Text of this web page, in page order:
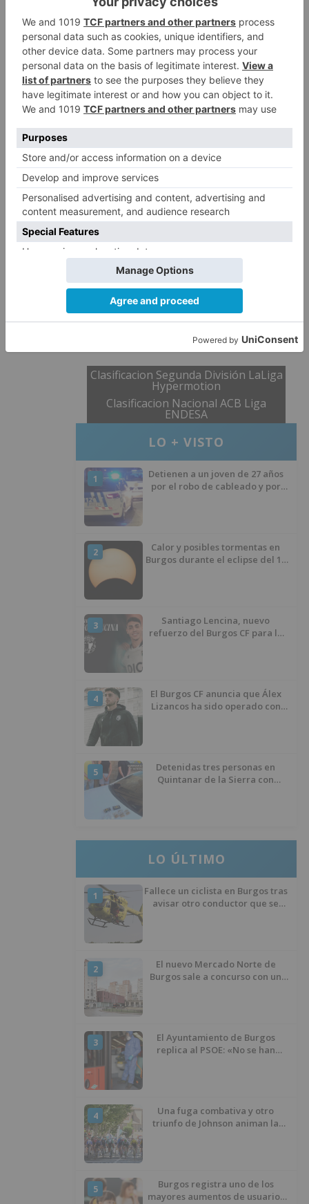
De hecho, el vicepresidente del club, Félix
Sancho, ha recordado la trascendencia de los
próximos tres compromisos que disputa el San
Pablo Inmobiliaria Burgos
A Coruña)y ha pedidoel máximo respaldo de
los burgaleses.
(Guipúzcoa, Melilla y A Coruña)
respaldo de los burgaleses.
Especiales toncinic echaba
menos
Clasificacion Segunda División LaLiga
Hypermotion
Clasificacion Nacional ACB Liga
ENDESA
LO + VISTO
1
Detienen a un joven de 27 años
por el robo de cableado y por
2
Calor y posibles tormentas en
Burgos durante el eclipse del 12
3
Santiago Lencina, nuevo
refuerzo del Burgos CF para la
4
El Burgos CF anuncia que Álex
Lizancos ha sido operado con
5
Detenidas tres personas en
Quintanar de la Sierra con
LO ÚLTIMO
1
Fallece un ciclista en Burgos tras
avisar otro conductor que se
2
El nuevo Mercado Norte de
Burgos sale a concurso con un
3
El Ayuntamiento de Burgos
replica al PSOE: «No se han
4
Una fuga combativa y otro
triunfo de Johnson animan la
5
Burgos registra uno de los
mayores aumentos de usuarios